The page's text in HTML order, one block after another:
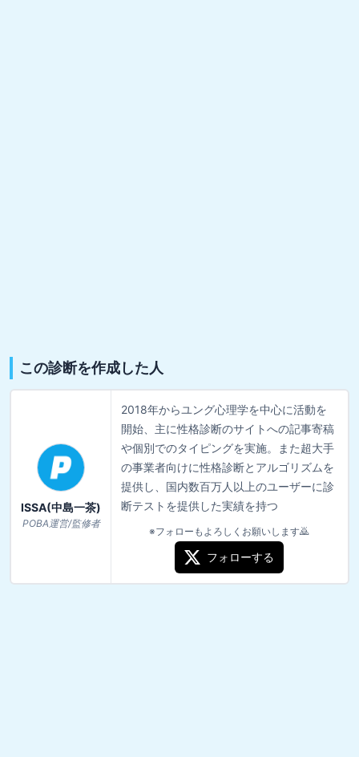
この診断を作成した人
ISSA(中島一茶)
POBA運営/監修者
2018年からユング心理学を中心に活動を
開始、主に性格診断のサイトへの記事寄稿
や個別でのタイピングを実施。また超大手
の事業者向けに性格診断とアルゴリズムを
提供し、国内数百万人以上のユーザーに診
断テストを提供した実績を持つ
※フォローもよろしくお願いします🙇
フォローする